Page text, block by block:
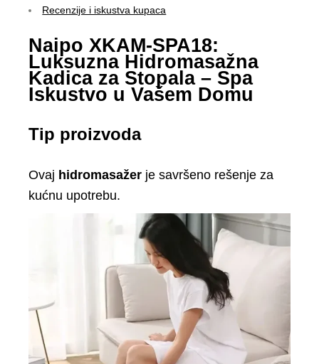
Recenzije i iskustva kupaca
Naipo XKAM-SPA18:
Luksuzna Hidromasažna
Kadica za Stopala – Spa
Iskustvo u Vašem Domu
Tip proizvoda
Ovaj hidromasažer je savršeno rešenje za
kućnu upotrebu.